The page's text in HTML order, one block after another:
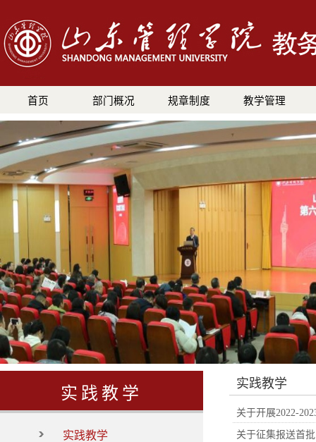
首页 部门概况 规章制度 教学管理
实践教学
实践教学
实践教学
关于开展2022-
关于征集报送首